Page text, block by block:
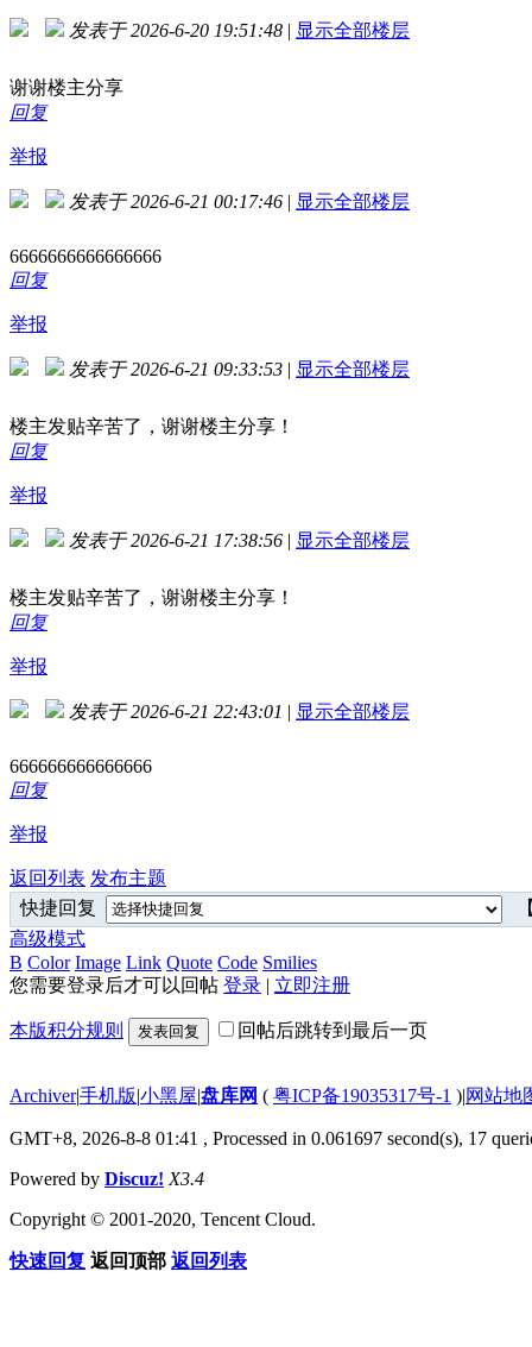
发表于 2026-6-20 19:51:48 | 显示全部楼层
谢谢楼主分享
回复
举报
发表于 2026-6-21 00:17:46 | 显示全部楼层
6666666666666666
回复
举报
发表于 2026-6-21 09:33:53 | 显示全部楼层
楼主发贴辛苦了，谢谢楼主分享！
回复
举报
发表于 2026-6-21 17:38:56 | 显示全部楼层
楼主发贴辛苦了，谢谢楼主分享！
回复
举报
发表于 2026-6-21 22:43:01 | 显示全部楼层
666666666666666
回复
举报
返回列表 发布主题
快捷回复
高级模式
B Color Image Link Quote Code Smilies
您需要登录后才可以回帖 登录 | 立即注册
本版积分规则 发表回复 回帖后跳转到最后一页
Archiver|手机版|小黑屋|盘库网 ( 粤ICP备19035317号-1 )|网站地
GMT+8, 2026-8-8 01:41 , Processed in 0.061697 second(s), 17
Powered by Discuz! X3.4
Copyright © 2001-2020, Tencent Cloud.
快速回复 返回顶部 返回列表